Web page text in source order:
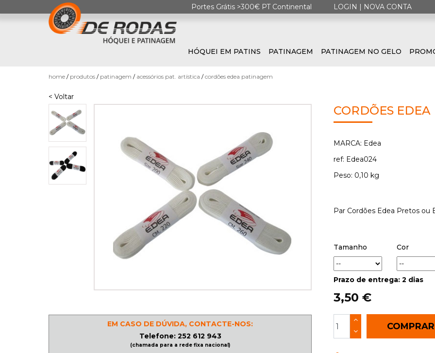
Portes Grátis >300€ PT Continental LOGIN | NOVA CONTA
HÓQUEI
HÓQUEI EM PATINS PATINAGEM PATINAGEM NO GELO
home produtos patinagem acessórios pat. artística cordões edea patinagem
< Voltar
EM CASO DE DÚVIDA, CONTACTE-NOS:
Telefone: 252 612 943
(chamada para a rede fixa nacional)
CORDÕES
MARCA: Edea
ref: Edea024
Peso: 0,10 kg
Par Cordões Edea Pretos ou
Tamanho Cor
Prazo de entrega: 2 dias
3,50 €